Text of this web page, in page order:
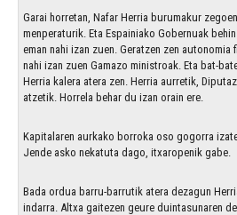
Garai horretan, Nafar Herria burumakur zegoen,
menperaturik. Eta Espainiako Gobernuak
eman nahi izan zuen. Geratzen zen autonomia
nahi izan zuen Gamazo ministroak. Eta bat-
Herria kalera atera zen. Herria aurretik,
atzetik. Horrela behar du izan orain ere.
Kapitalaren aurkako borroka oso gogorra
Jende asko nekatuta dago, itxaropenik gabe.
Bada ordua barru-barrutik atera dezagun
indarra. Altxa gaitezen geure duintasunaren